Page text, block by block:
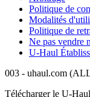
Politique de
Modalités
Politique de
Ne pas vendre
U-Haul
003 - uhaul.com
Télécharger le U-Haul